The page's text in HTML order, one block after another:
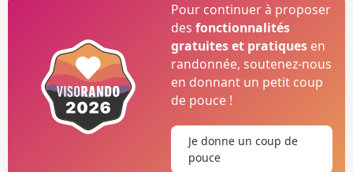
Pour continuer à proposer
desfonctionnalités
gratuites et pratiques en
randonnée, soutenez-nous
en donnant un petit coup
de pouce !
Je donne un coup de
pouce